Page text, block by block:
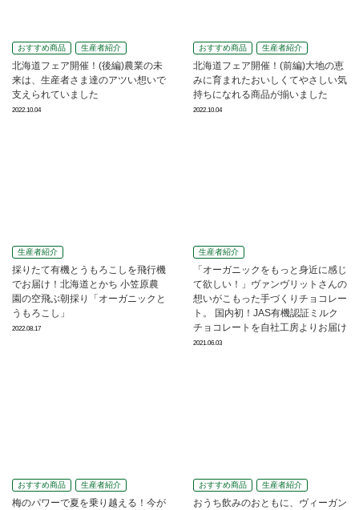
おすすめ商品 生産者紹介
北海道フェア開催！(後編)農業の未
来は、生産者さま達のアツい想いで
支えられていました
2022.10.04
おすすめ商品 生産者紹介
北海道フェア開催！(前編)大地の恵
みに育まれたおいしくてやさしい気
持ちになれる商品が揃いました
2022.10.04
生産者紹介
採りたて有機とうもろこしを飛行機
でお届け！北海道とかち 小笠原農
園の空飛ぶ朝採り「オーガニックと
うもろこし」
2022.08.17
生産者紹介
「オーガニックをもっと身近に感じ
て欲しい！」ヴァンヴリットさんの
想いがこもった手づくりチョコレー
ト。 国内初！JAS有機認証ミルク
チョコレートを自社工房よりお届け
2021.06.03
おすすめ商品 生産者紹介
梅のパワーで夏を乗り越える！今が
おすすめ商品 生産者紹介
おうち飲みのおともに、ヴィーガン